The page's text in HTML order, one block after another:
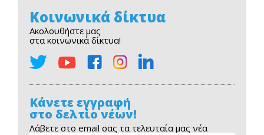
Κοινωνικά δίκτυα
Ακολουθήστε μας
στα κοινωνικά δίκτυα!
Κάνετε εγγραφή
στο δελτίο νέων!
Λάβετε στο email σας τα τελευταία μας νέα